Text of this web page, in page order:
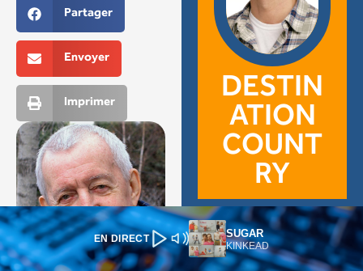
EN DIRECT SUGAR
KINKEAD